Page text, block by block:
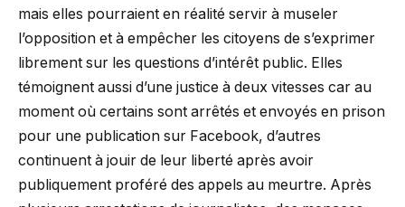
mais elles pourraient en réalité servir à museler
l’opposition et à empêcher les citoyens de s’exprimer
librement sur les questions d’intérêt public. Elles
témoignent aussi d’une justice à deux vitesses car au
moment où certains sont arrêtés et envoyés en prison
pour une publication sur Facebook, d’autres
continuent à jouir de leur liberté après avoir
publiquement proféré des appels au meurtre. Après